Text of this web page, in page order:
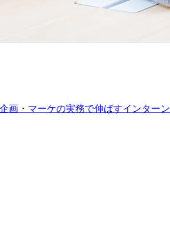
画・マーケの実務で伸ばすインターン